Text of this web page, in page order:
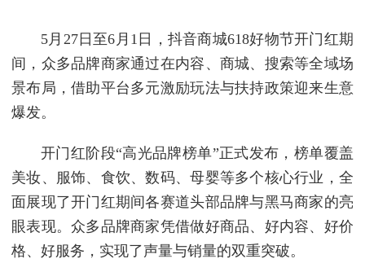
5月27日至6月1日，抖音商城618好物节开门红期
间，众多品牌商家通过在内容、商城、搜索等全域场
景布局，借助平台多元激励玩法与扶持政策迎来生意
爆发。
开门红阶段“高光品牌榜单”正式发布，榜单覆盖
美妆、服饰、食饮、数码、母婴等多个核心行业，全
面展现了开门红期间各赛道头部品牌与黑马商家的亮
眼表现。众多品牌商家凭借做好商品、好内容、好价
格、好服务，实现了声量与销量的双重突破。